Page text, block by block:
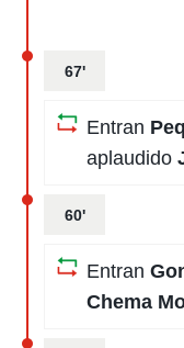
67'
Entran
aplaudido
60'
Entran
Chema